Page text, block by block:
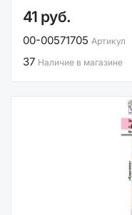
41 руб.
00-00571705 Артикул
37 Наличие в магазине